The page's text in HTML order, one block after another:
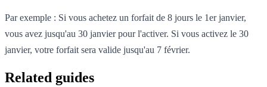
Par exemple : Si vous achetez un forfait de 8 jours le 1er janvier,
vous avez jusqu'au 30 janvier pour l'activer. Si vous activez le 30
janvier, votre forfait sera valide jusqu'au 7 février.
Related guides